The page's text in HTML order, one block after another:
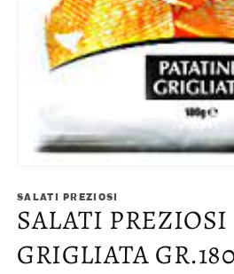
multimediali
1
in
modale
SALATI PREZIOSI
SALATI
GRIGLIATA GR.180